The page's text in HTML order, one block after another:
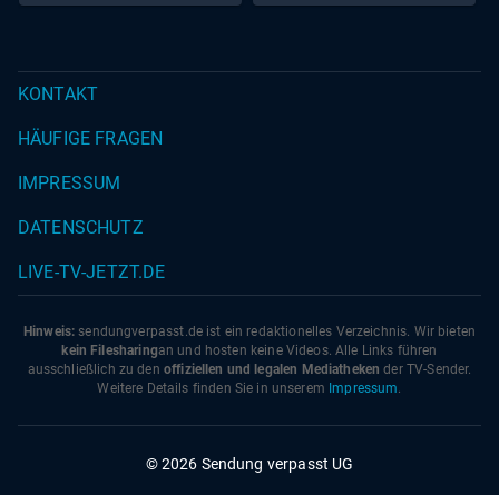
KONTAKT
HÄUFIGE FRAGEN
IMPRESSUM
DATENSCHUTZ
LIVE-TV-JETZT.DE
Hinweis: sendungverpasst.de ist ein redaktionelles Verzeichnis. Wir bieten
kein Filesharingan und hosten keine Videos. Alle Links führen
ausschließlich zu den offiziellen und legalen Mediatheken der TV-Sender.
Weitere Details finden Sie in unserem Impressum.
© 2026 Sendung verpasst UG